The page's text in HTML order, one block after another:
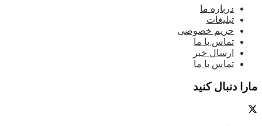
درباره ما
تبلیغات
حریم خصوصی
تماس با ما
ارسال خبر
تماس با ما
مارا دنبال کنید